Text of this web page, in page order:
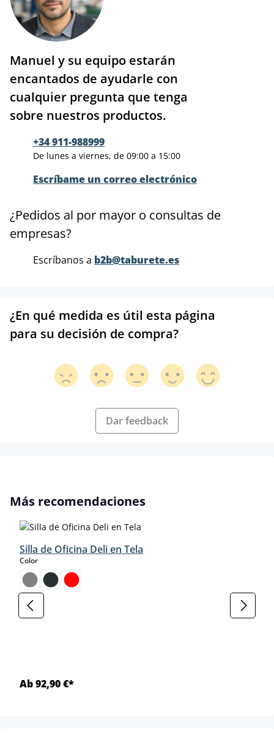
Manuel y su equipo estarán
encantados de ayudarle con
cualquier pregunta que tenga
sobre nuestros productos.
+34 911-988999
De lunes a viernes, de 09:00 a 15:00
Escríbame un correo electrónico
¿Pedidos al por mayor o consultas de
empresas?
Escríbanos a b2b@taburete.es
¿En qué medida es útil esta página
para su decisión de compra?
Dar feedback
Omitir la galería de productos
Más recomendaciones
Silla de Oficina Deli en Tela
Colorselect
Ab 92,90 €*